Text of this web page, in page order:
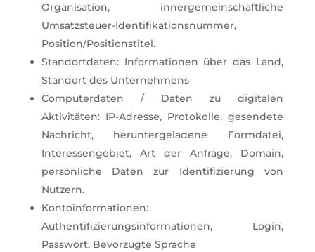
Organisation, innergemeinschaftliche
Umsatzsteuer-Identifikationsnummer,
Position/Positionstitel.
Standortdaten: Informationen über das Land,
Standort des Unternehmens
Computerdaten / Daten zu digitalen
Aktivitäten: IP-Adresse, Protokolle, gesendete
Nachricht, heruntergeladene Formdatei,
Interessengebiet, Art der Anfrage, Domain,
persönliche Daten zur Identifizierung von
Nutzern.
Kontoinformationen:
Authentifizierungsinformationen, Login,
Passwort, Bevorzugte Sprache